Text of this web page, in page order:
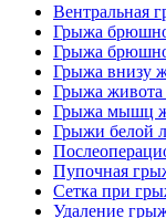
Вентральная
Грыжа
Грыжа
Грыжа внизу
Грыжа живота
Грыжа мышц
Грыжи белой
Пупочная
Сетка при
Удаление